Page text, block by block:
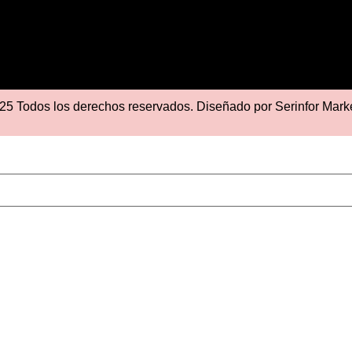
Todos los derechos reservados. Diseñado por Serinfor